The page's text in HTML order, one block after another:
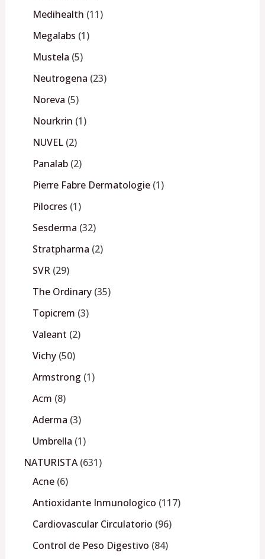
Medihealth 11
Megalabs 1
Mustela 5
Neutrogena 23
Noreva 5
Nourkrin 1
NUVEL 2
Panalab 2
Pierre Fabre Dermatologie 1
Pilocres 1
Sesderma 32
Stratpharma 2
SVR 29
The Ordinary 35
Topicrem 3
Valeant 2
Vichy 50
Armstrong 1
Acm 8
Aderma 3
Umbrella 1
NATURISTA 631
Acne 6
Antioxidante Inmunologico 117
Cardiovascular Circulatorio 96
Control de Peso Digestivo 84